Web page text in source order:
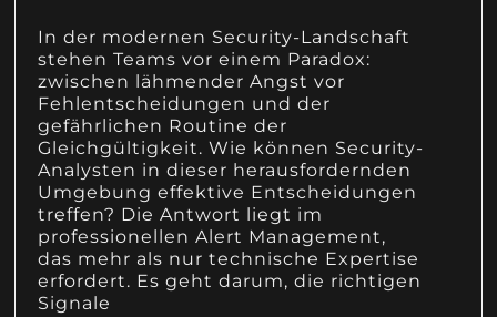
In der modernen Security-Landschaft
stehen Teams vor einem Paradox:
zwischen lähmender Angst vor
Fehlentscheidungen und der
gefährlichen Routine der
Gleichgültigkeit. Wie können Security-
Analysten in dieser herausfordernden
Umgebung effektive Entscheidungen
treffen? Die Antwort liegt im
professionellen Alert Management,
das mehr als nur technische Expertise
erfordert. Es geht darum, die richtigen
Signale